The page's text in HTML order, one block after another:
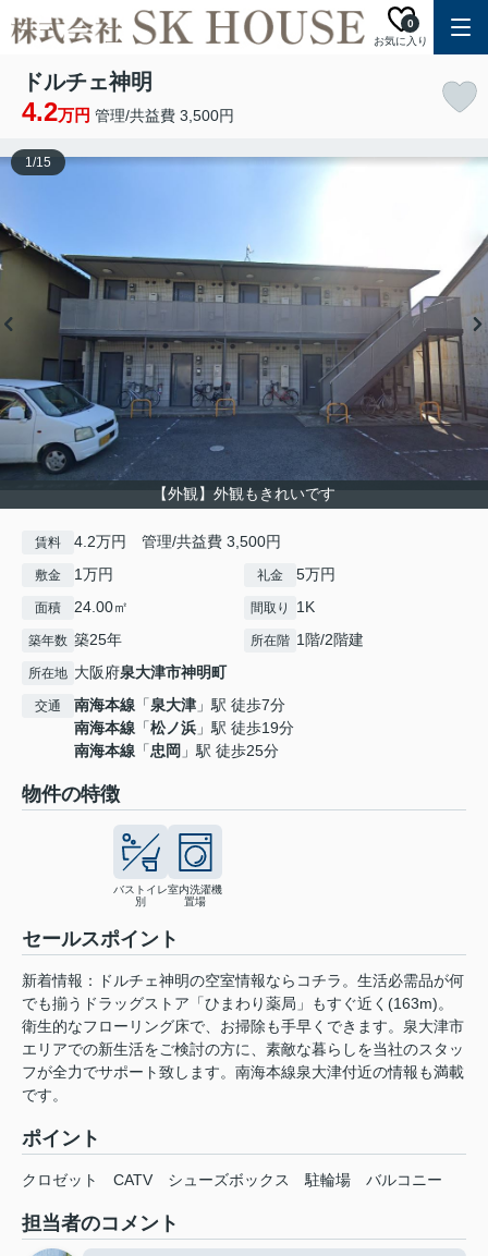
お気に入り
0
ドルチェ神明
4.2万円 管理/共益費 3,500円
【外観】外観もきれいです
1/15
賃料 4.2万円 管理/共益費 3,500円
敷金 1万円 礼金 5万円
面積 24.00㎡ 間取り 1K
築年数 築25年 所在階 1階/2階建
所在地 大阪府泉大津市神明町
交通 南海本線 「泉大津 」駅 徒歩7分
南海本線 「松ノ浜 」駅 徒歩19分
南海本線 「忠岡 」駅 徒歩25分
物件の特徴
バストイレ
別
室内洗濯機
置場
セールスポイント
新着情報：ドルチェ神明の空室情報ならコチラ。生活必需品が何
でも揃うドラッグストア「ひまわり薬局」もすぐ近く(163m)。
衛生的なフローリング床で、お掃除も手早くできます。泉大津市
エリアでの新生活をご検討の方に、素敵な暮らしを当社のスタッ
フが全力でサポート致します。南海本線泉大津付近の情報も満載
です。
ポイント
クロゼット CATV シューズボックス 駐輪場 バルコニー
担当者のコメント